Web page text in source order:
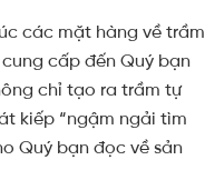
các mặt hàng về trầm
cấp đến Quý bạn
chỉ tạo ra trầm tự
kiếp “ngậm ngải tìm
Quý bạn đọc về sản